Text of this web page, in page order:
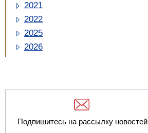
2021
2022
2025
2026
Подпишитесь на рассылку новостей